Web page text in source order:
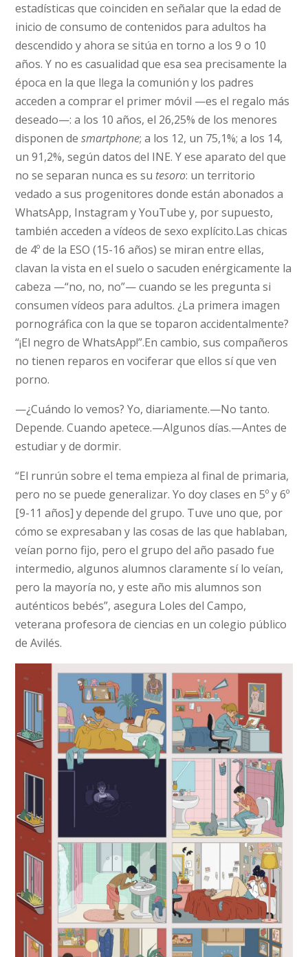
estadísticas que coinciden en señalar que la edad de
inicio de consumo de contenidos para adultos ha
descendido y ahora se sitúa en torno a los 9 o 10
años. Y no es casualidad que esa sea precisamente la
época en la que llega la comunión y los padres
acceden a comprar el primer móvil —es el regalo más
deseado—: a los 10 años, el 26,25% de los menores
disponen desmartphone; a los 12, un 75,1%; a los 14,
un 91,2%, según datos del INE. Y ese aparato del que
no se separan nunca es su tesoro: un territorio
vedado a sus progenitores donde están abonados a
WhatsApp, Instagram y YouTube y, por supuesto,
también acceden a vídeos de sexo explícito.Las chicas
de 4º de la ESO (15-16 años) se miran entre ellas,
clavan la vista en el suelo o sacuden enérgicamente la
cabeza —“no, no, no”— cuando se les pregunta si
consumen vídeos para adultos. ¿La primera imagen
pornográfica con la que se toparon accidentalmente?
“¡El negro de WhatsApp!”.En cambio, sus compañeros
no tienen reparos en vociferar que ellos sí que ven
porno.
—¿Cuándo lo vemos? Yo, diariamente.—No tanto.
Depende. Cuando apetece.—Algunos días.—Antes de
estudiar y de dormir.
“El runrún sobre el tema empieza al final de primaria,
pero no se puede generalizar. Yo doy clases en 5º y 6º
[9-11 años] y depende del grupo. Tuve uno que, por
cómo se expresaban y las cosas de las que hablaban,
veían porno fijo, pero el grupo del año pasado fue
intermedio, algunos alumnos claramente sí lo veían,
pero la mayoría no, y este año mis alumnos son
auténticos bebés”, asegura Loles del Campo,
veterana profesora de ciencias en un colegio público
de Avilés.